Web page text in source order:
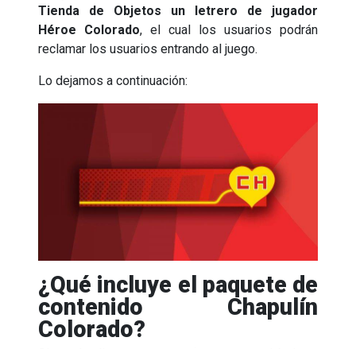
Tienda de Objetos un letrero de jugador
Héroe Colorado, el cual los usuarios podrán
reclamar los usuarios entrando al juego.
Lo dejamos a continuación:
¿Qué incluye el paquete de
contenido Chapulín
Colorado?